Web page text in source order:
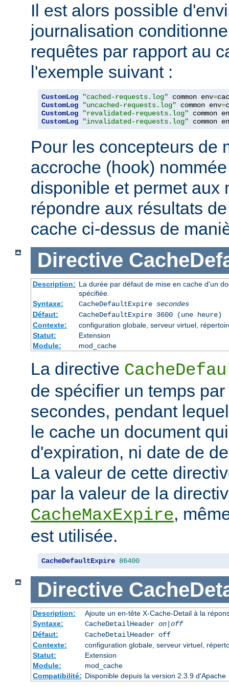
Il est alors possible
journalisation
requêtes par rapport au
l'exemple suivant :
CustomLog "cached-requests.log" common env=
CustomLog
"uncached-requests.log" common env=
CustomLog
"revalidated-requests.log" common
CustomLog
"invalidated-requests.log" common
Pour les concepteurs de
accroche (hook)
disponible et permet aux
répondre aux résultats
cache ci-dessus de
Directive
Description: La durée par défaut de mise en cache d'un
spécifiée.
Syntaxe:
CacheDefaultExpire secondes
Défaut:
CacheDefaultExpire 3600 (une heure)
Contexte:
configuration globale, serveur virtuel,
Statut:
Extension
Module:
mod_cache
La directive
de spécifier un temps
secondes, pendant
le cache un document
d'expiration, ni date de
La valeur de cette
par la valeur de la
CacheMaxExpire,
est utilisée.
CacheDefaultExpire 86400
Directive
Description:
Ajoute un en-tête X-Cache-Detail à la
Syntaxe:
CacheDetailHeader on|off
Défaut:
CacheDetailHeader off
Contexte:
configuration globale, serveur virtuel,
Statut:
Extension
Module:
mod_cache
Compatibilité: Disponible depuis la version 2.3.9 d'Apache